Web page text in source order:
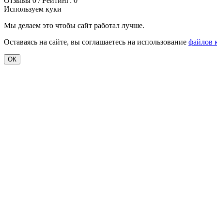
Используем куки
Мы делаем это чтобы сайт работал лучше.
Оставаясь на сайте, вы соглашаетесь на использование файлов
ОК